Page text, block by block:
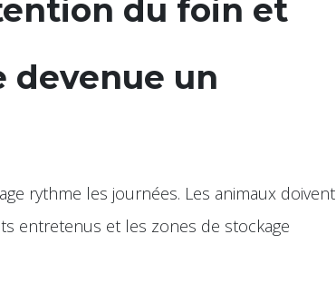
du foin et
devenue un
rythme les journées. Les animaux doivent
entretenus et les zones de stockage